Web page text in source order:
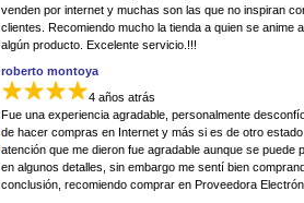
venden por internet y muchas son las que no inspiran
clientes. Recomiendo mucho la tienda a quien se anime
algún producto. Excelente servicio.!!!
roberto montoya
4 años atrás
Fue una experiencia agradable, personalmente
de hacer compras en Internet y más si es de otro
atención que me dieron fue agradable aunque se puede
en algunos detalles, sin embargo me sentí bien
conclusión, recomiendo comprar en Proveedora